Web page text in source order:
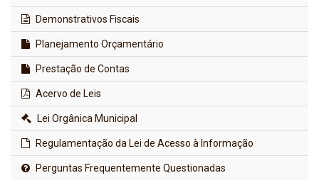
Demonstrativos Fiscais
Planejamento Orçamentário
Prestação de Contas
Acervo de Leis
Lei Orgânica Municipal
Regulamentação da Lei de Acesso à Informação
Perguntas Frequentemente Questionadas